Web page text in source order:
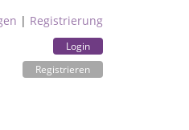
| Registrierung
Login
Registrieren